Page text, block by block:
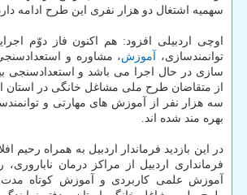
سهمیه اشتغال دو هزار نفری این طرح ادامه
اوچی اردبیلی افزود: هم اکنون فاز دوّم
توانمندسازی، آموزش، مشاوره و
سازی در حال اجرا می باشد و استعدادسنجی
از متقاضان طرح ملی مشاغل خانگی در استان
سه هزار نفر از آموزش های مهارتی و
بهره مند شده اند.
در این بازدید فرماندار اردبیل به همراه رحیم
فرمانداری اردبیل از مراکز درمان ناباروری،
آموزش علمی کاربردی و آموزش کوتاه مدت